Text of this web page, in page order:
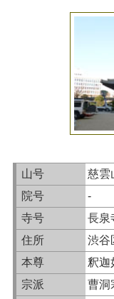
山号
慈雲
院号
-
寺号
長泉
住所
渋谷
本尊
釈迦
宗派
曹洞